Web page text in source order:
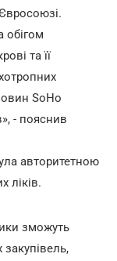
обігом
та її
SoHo
- пояснив
авторитетною
ліків.
зможуть